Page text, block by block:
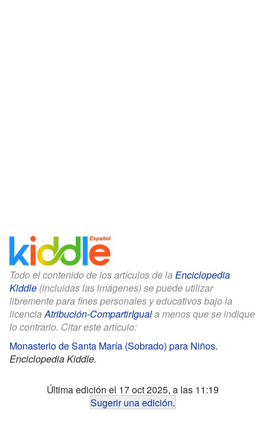
Todo el contenido de los artículos de la Enciclopedia
Kiddle (incluidas las imágenes) se puede utilizar
libremente para fines personales y educativos bajo la
licenciaAtribución-CompartirIguala menos que se indique
lo contrario. Citar este artículo:
Monasterio de Santa María (Sobrado) para Niños.
Enciclopedia Kiddle.
Última edición el 17 oct 2025, a las 11:19
Sugerir una edición.